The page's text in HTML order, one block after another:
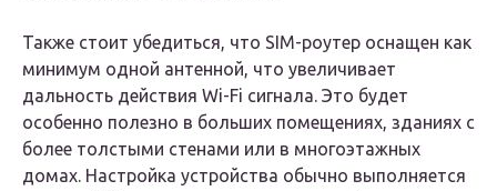
Также стоит убедиться, что SIM-роутер оснащен как
минимум одной антенной, что увеличивает
дальность действия Wi-Fi сигнала. Это будет
особенно полезно в больших помещениях, зданиях с
более толстыми стенами или в многоэтажных
домах. Настройка устройства обычно выполняется